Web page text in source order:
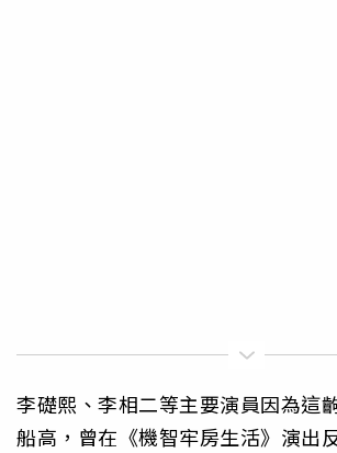
李礎熙、李相二等主要演員因為這
船高，曾在《機智牢房生活》演出